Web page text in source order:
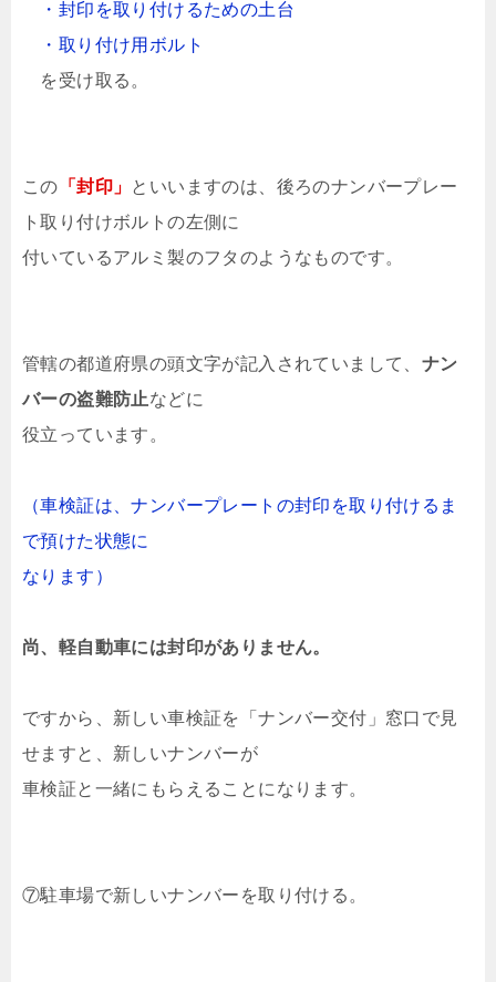
・封印を取り付けるための土台
・取り付け用ボルト
を受け取る。
この 「封印」 といいますのは、後ろのナンバープレー
ト取り付けボルトの左側に
付いているアルミ製のフタのようなものです。
管轄の都道府県の頭文字が記入されていまして、 ナン
バーの盗難防止などに
役立っています。
（車検証は、ナンバープレートの封印を取り付けるま
で預けた状態に
なります）
尚、軽自動車には封印がありません。
ですから、新しい車検証を「ナンバー交付」窓口で見
せますと、新しいナンバーが
車検証と一緒にもらえることになります。
⑦駐車場で新しいナンバーを取り付ける。